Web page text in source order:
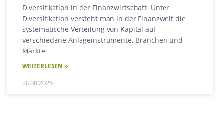
Diversifikation in der Finanzwirtschaft Unter
Diversifikation versteht man in der Finanzwelt die
systematische Verteilung von Kapital auf
verschiedene Anlageinstrumente, Branchen und
Märkte.
WEITERLESEN »
28.08.2025